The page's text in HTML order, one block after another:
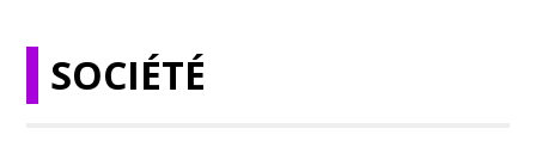
SOCIÉTÉ